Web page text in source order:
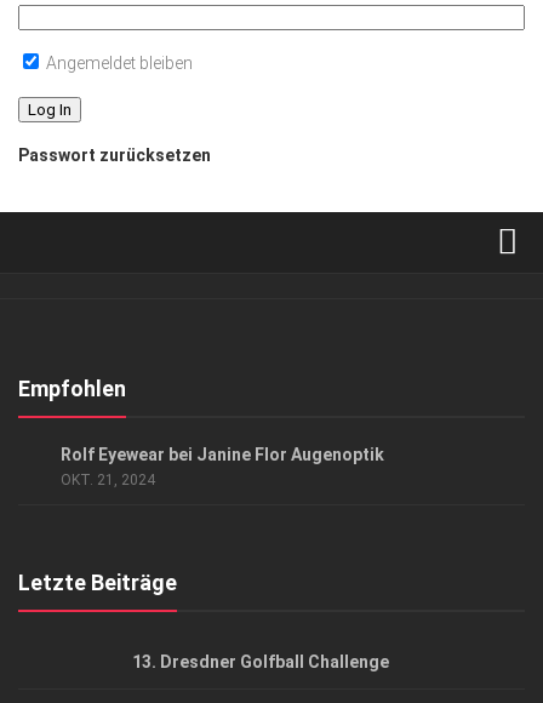
Angemeldet bleiben
Passwort zurücksetzen
Kontakt, Impressum
Empfohlen
Rolf Eyewear bei Janine Flor Augenoptik
OKT. 21, 2024
Letzte Beiträge
13. Dresdner Golfball Challenge